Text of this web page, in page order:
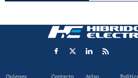
Quienes Contacto Aviso